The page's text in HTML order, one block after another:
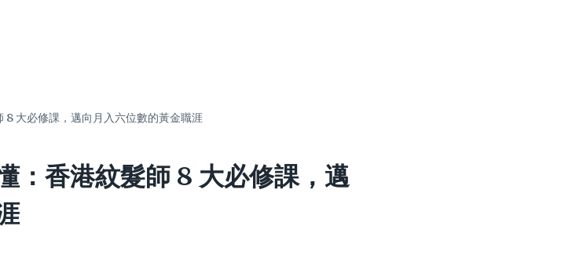
8 大必修課，邁向月入六位數的黃金職涯
：香港紋髮師 8 大必修課，邁